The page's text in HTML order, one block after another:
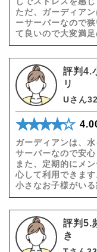
ただ、ガーディア
ーサーバーなので
て良いので大変満足
評判4.
リ
Uさん
★★★★★
☆☆☆☆☆
ガーディアンは、
サーバーなので安
また、定期的にメ
心して利用できます
小さなお子様がいる
評判5.
き